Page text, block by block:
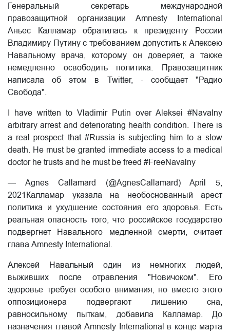
Генеральный секретарь международной
правозащитной организации Amnesty International
Аньес Калламар обратилась к президенту России
Владимиру Путину с требованием допустить к Алексею
Навальному врача, которому он доверяет, а также
немедленно освободить политика. Правозащитник
написала об этом в Twitter, - сообщает "Радио
Свобода".
I have written to Vladimir Putin over Aleksei #Navalny
arbitrary arrest and deteriorating health condition. There is
a real prospect that #Russia is subjecting him to a slow
death. He must be granted immediate access to a medical
doctor he trusts and he must be freed #FreeNavalny
— Agnes Callamard (@AgnesCallamard) April 5,
2021Калламар указала на необоснованный арест
политика и ухудшение состояния его здоровья. Есть
реальная опасность того, что российское государство
подвергнет Навального медленной смерти, считает
глава Amnesty International.
Алексей Навальный один из немногих людей,
выживших после отравления "Новичоком". Его
здоровье требует особого внимания, но вместо этого
оппозиционера подвергают лишению сна,
равносильному пыткам, добавила Калламар. До
назначения главой Amnesty International в конце марта